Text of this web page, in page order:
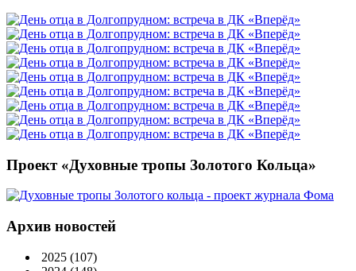
Проект «Духовные тропы Золотого Кольца»
Архив новостей
2025 (107)